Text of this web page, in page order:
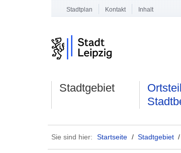
Stadtplan Kontakt Inhalt
Stadtgebiet
Sie sind hier: Startseite / Stadtgebiet /